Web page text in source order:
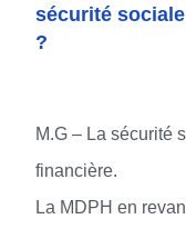
sécurité
?
M.G – La sécurité
financière.
La MDPH en